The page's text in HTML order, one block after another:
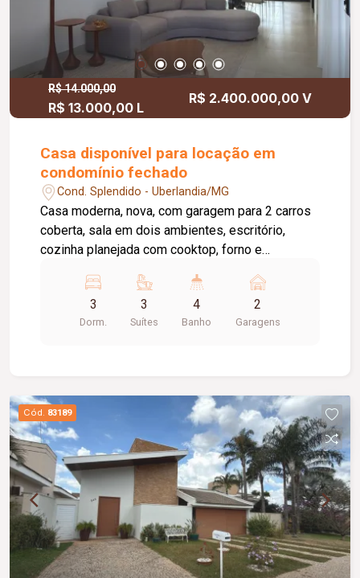
R$ 14.000,00
R$ 13.000,00 L
R$ 2.400.000,00 V
Casa disponível para locação em
condomínio fechado
Cond. Splendido - Uberlandia/MG
Casa moderna, nova, com garagem para 2 carros
coberta, sala em dois ambientes, escritório,
cozinha planejada com cooktop, forno e
e ar condicionado, piscina aquecida, lavabo. São 3
suítes sendo a suíte master com closet e ar
condicionado. Todos os quartos com armários.
3
Dorm.
3
Suítes
4
Banho
2
Garagens
Cód. 83189